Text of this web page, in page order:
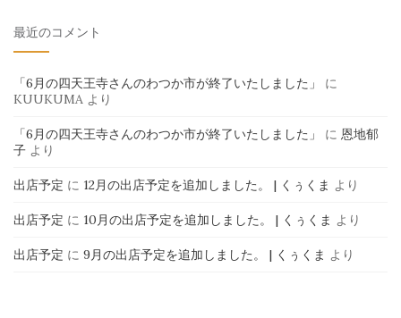
最近のコメント
「6月の四天王寺さんのわつか市が終了いたしました」
に
KUUKUMA より
「6月の四天王寺さんのわつか市が終了いたしました」 に 恩地郁
子 より
出店予定 に 12月の出店予定を追加しました。 | くぅくま より
出店予定 に 10月の出店予定を追加しました。 | くぅくま より
出店予定 に 9月の出店予定を追加しました。 | くぅくま より